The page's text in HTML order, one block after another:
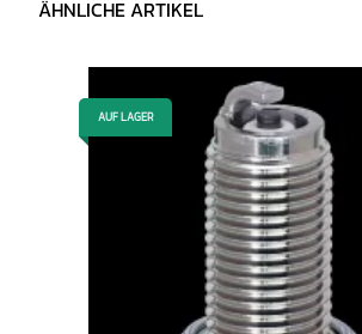
ÄHNLICHE ARTIKEL
AUF LAGER